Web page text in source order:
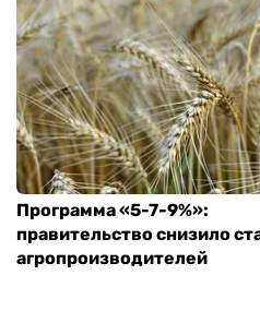
Программа «5-7-9%»:
правительство снизило
агропроизводителей